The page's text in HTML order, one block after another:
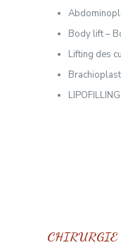
Body lift –
Lifting des
LIPOFILLING
CHIRURGIE